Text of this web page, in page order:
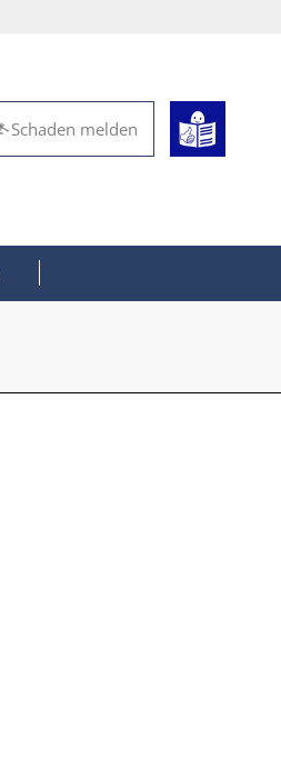
Schaden melden